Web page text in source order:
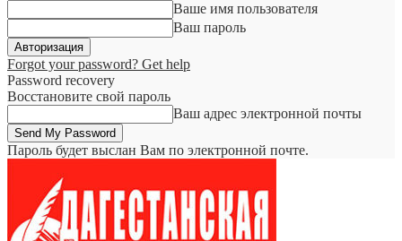
Ваше имя пользователя
Ваш пароль
Forgot your password? Get help
Password recovery
Восстановите свой пароль
Ваш адрес электронной почты
Пароль будет выслан Вам по электронной почте.